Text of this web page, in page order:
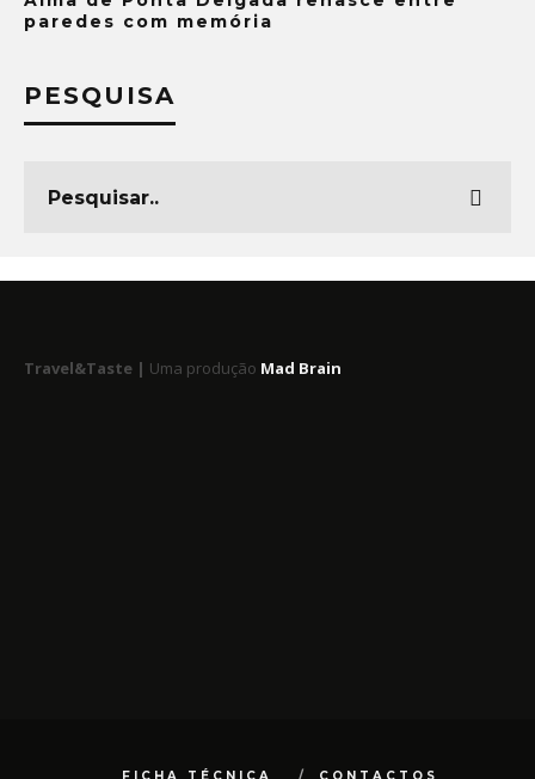
paredes com memória
PESQUISA
Travel&Taste | Uma produção Mad Brain